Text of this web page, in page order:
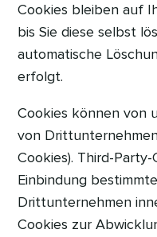
Cookies bleiben auf
bis Sie diese selbst
automatische
erfolgt.
Cookies können von
von
Cookies). Third-
Einbindung
Drittunternehmen
Cookies zur